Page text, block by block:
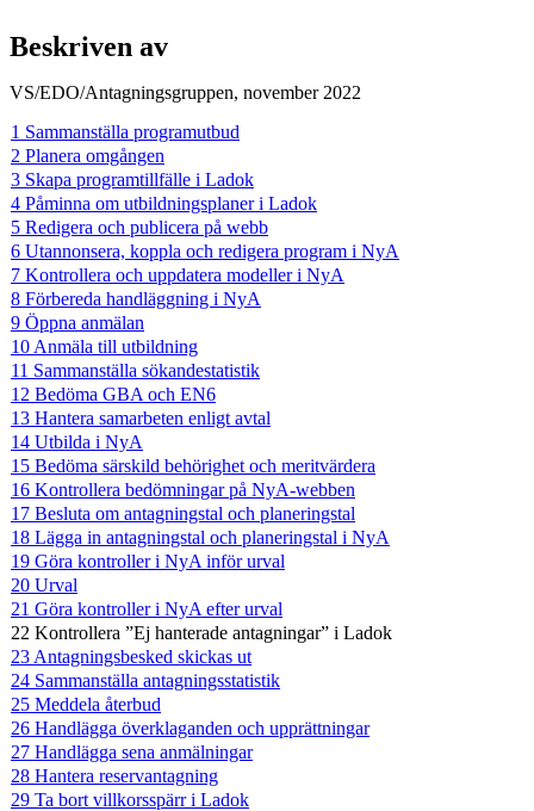
Beskriven av
VS/EDO/Antagningsgruppen, november 2022
1 Sammanställa programutbud
2 Planera omgången
3 Skapa programtillfälle i Ladok
4 Påminna om utbildningsplaner i Ladok
5 Redigera och publicera på webb
6 Utannonsera, koppla och redigera program i NyA
7 Kontrollera och uppdatera modeller i NyA
8 Förbereda handläggning i NyA
9 Öppna anmälan
10 Anmäla till utbildning
11 Sammanställa sökandestatistik
12 Bedöma GBA och EN6
13 Hantera samarbeten enligt avtal
14 Utbilda i NyA
15 Bedöma särskild behörighet och meritvärdera
16 Kontrollera bedömningar på NyA-webben
17 Besluta om antagningstal och planeringstal
18 Lägga in antagningstal och planeringstal i NyA
19 Göra kontroller i NyA inför urval
20 Urval
21 Göra kontroller i NyA efter urval
22 Kontrollera ”Ej hanterade antagningar” i Ladok
23 Antagningsbesked skickas ut
24 Sammanställa antagningsstatistik
25 Meddela återbud
26 Handlägga överklaganden och upprättningar
27 Handlägga sena anmälningar
28 Hantera reservantagning
29 Ta bort villkorsspärr i Ladok